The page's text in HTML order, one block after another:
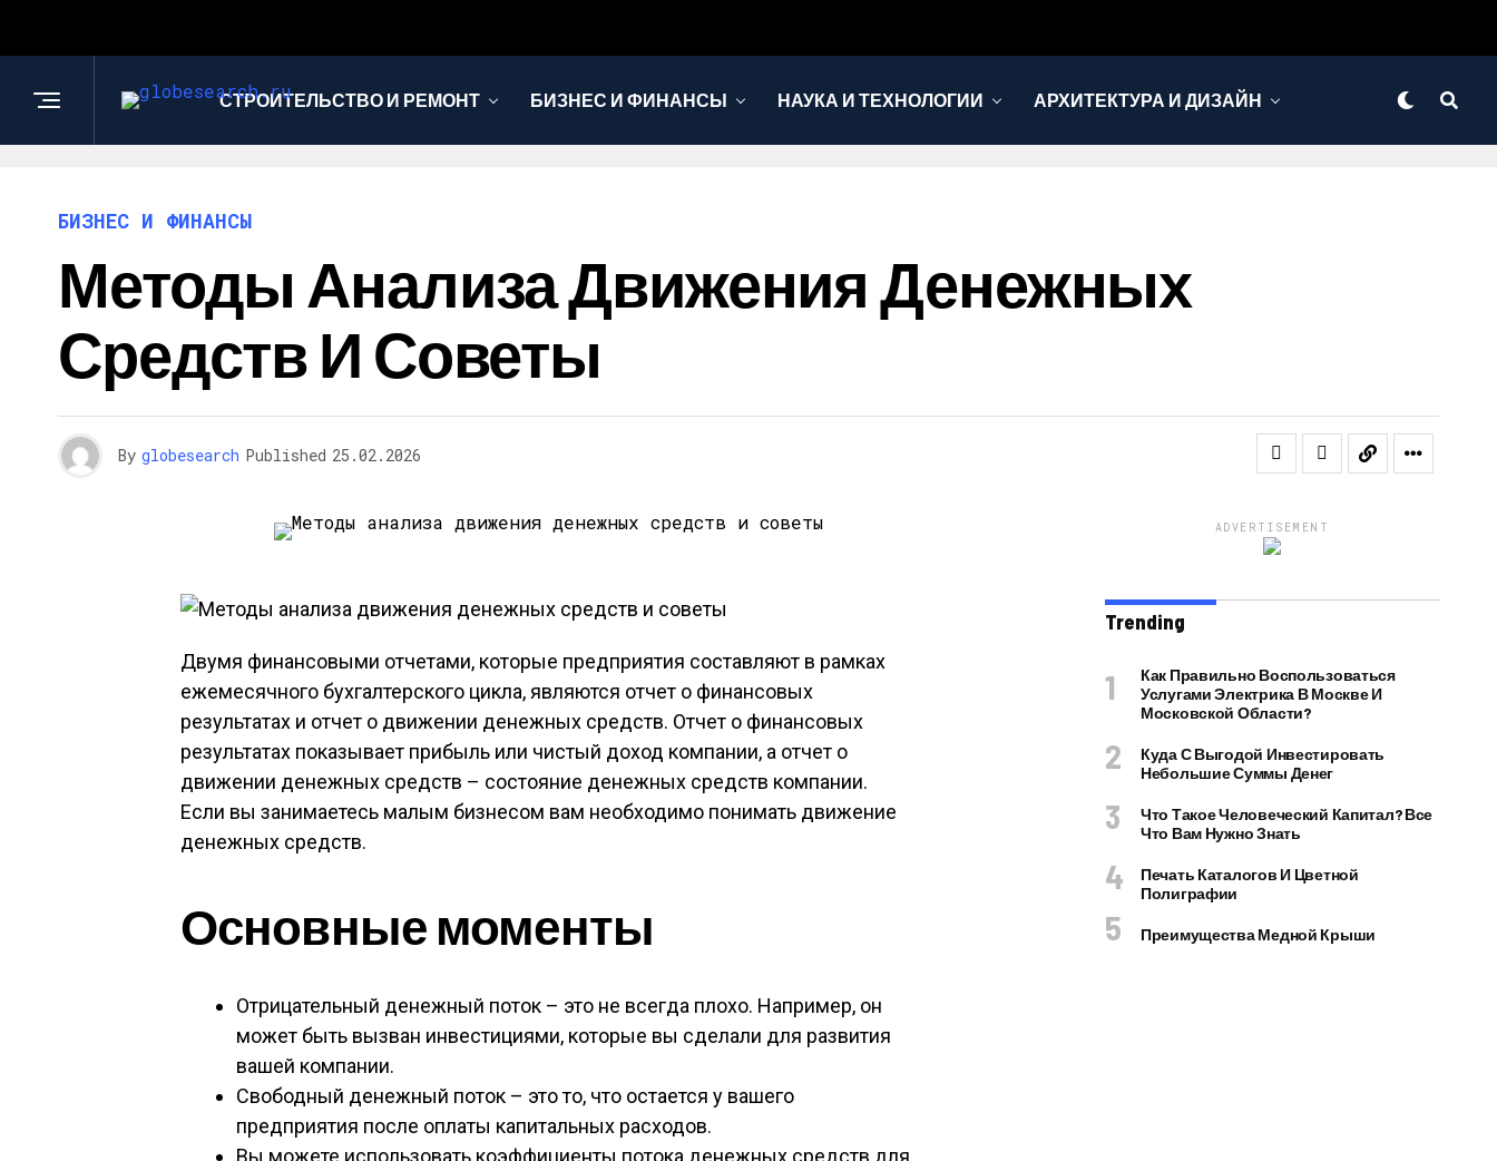
СТРОИТЕЛЬСТВО И РЕМОНТ БИЗНЕС И ФИНАНСЫ НАУКА И ТЕХНОЛОГИИ АРХИТЕКТУРА И ДИЗАЙН
БИЗНЕС И ФИНАНСЫ
Методы Анализа Движения Денежных
Средств И Советы
By globesearch Published 25.02.2026
Двумя финансовыми отчетами, которые предприятия составляют в рамках
ежемесячного бухгалтерского цикла, являются отчет о финансовых
результатах и отчет о движении денежных средств. Отчет о финансовых
результатах показывает прибыль или чистый доход компании, а отчет о
движении денежных средств – состояние денежных средств компании.
Если вы занимаетесь малым бизнесом вам необходимо понимать движение
денежных средств.
Основные моменты
Отрицательный денежный поток – это не всегда плохо. Например, он
может быть вызван инвестициями, которые вы сделали для развития
вашей компании.
Свободный денежный поток – это то, что остается у вашего
предприятия после оплаты капитальных расходов.
Вы можете использовать коэффициенты потока денежных средств для
ADVERTISEMENT
Trending
Как Правильно Воспользоваться
Услугами Электрика В Москве И
Московской Области?
Куда С Выгодой Инвестировать
Небольшие Суммы Денег
Что Такое Человеческий Капитал? Все
Что Вам Нужно Знать
Печать Каталогов И Цветной
Полиграфии
Преимущества Медной Крыши